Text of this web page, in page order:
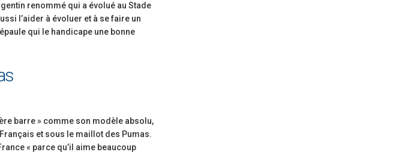
renommé qui a évolué au Stade
l’aider à évoluer et à se faire un
qui le handicape une bonne
barre » comme son modèle absolu,
et sous le maillot des Pumas.
« parce qu’il aime beaucoup